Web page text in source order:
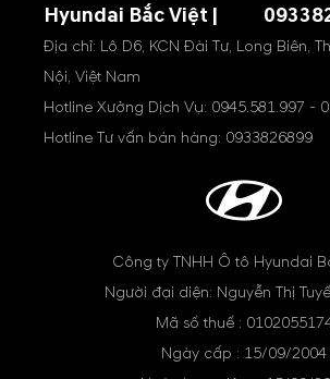
Hyundai Bắc Việt |
Địa chỉ: Lô D6, KCN Đài Tư, Long Biên,
Nội, Việt Nam
Hotline Xưởng Dịch Vụ: 0945.581.997 -
Hotline Tư vấn bán hàng: 0933826899
Công ty TNHH Ô tô Hyundai
Người đại diện: Nguyễn Thị
Mã số thuế :
Ngày cấp : 15/09/2004